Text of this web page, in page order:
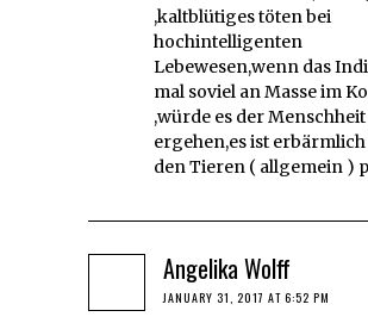
,kaltblütiges töten bei
hochintelligenten
Lebewesen,wenn das
mal soviel an Masse im
,würde es der
ergehen,es ist
den Tieren ( allgemein )
Angelika Wolff
JANUARY 31, 2017 AT 6:52 PM